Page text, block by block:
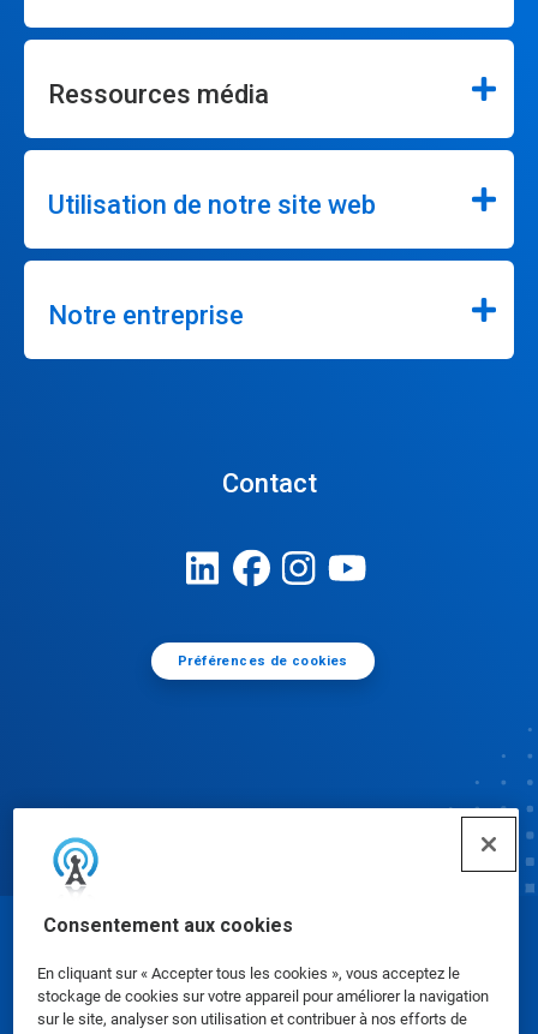
Consentement aux cookies
En cliquant sur « Accepter tous les cookies », vous acceptez le
stockage de cookies sur votre appareil pour améliorer la navigation
sur le site, analyser son utilisation et contribuer à nos efforts de
Ressources média
Utilisation de notre site web
Notre entreprise
Contact
Préférences de cookies
Fiches de données de sécurité|Politique de